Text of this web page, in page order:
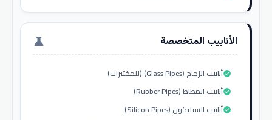
الأنابيب المتخصصة science
أنابيب الزجاج (Glass Pipes) (للمختبرات)check_circle
أنابيب المطاط (Rubber Pipes)check_circle
أنابيب السيليكون (Silicon Pipes)check_circle